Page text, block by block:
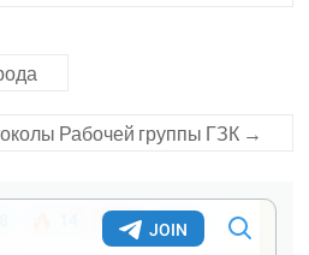
Рабочей группы ГЗК →